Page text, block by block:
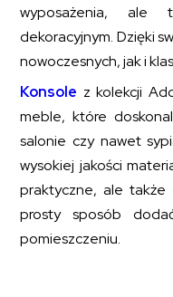
wyposażenia, ale
dekoracyjnym. Dzięki
nowoczesnych, jak i
Konsole z kolekcji
meble, które
salonie czy nawet
wysokiej jakości
praktyczne, ale także
prosty sposób
pomieszczeniu.